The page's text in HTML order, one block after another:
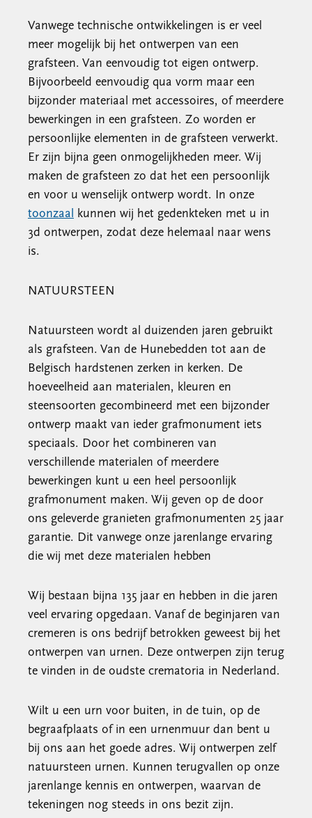
Vanwege technische ontwikkelingen is er veel
meer mogelijk bij het ontwerpen van een
grafsteen. Van eenvoudig tot eigen ontwerp.
Bijvoorbeeld eenvoudig qua vorm maar een
bijzonder materiaal met accessoires, of meerdere
bewerkingen in een grafsteen. Zo worden er
persoonlijke elementen in de grafsteen verwerkt.
Er zijn bijna geen onmogelijkheden meer. Wij
maken de grafsteen zo dat het een persoonlijk
en voor u wenselijk ontwerp wordt. In onze
toonzaal kunnen wij het gedenkteken met u in
3d ontwerpen, zodat deze helemaal naar wens
is.
NATUURSTEEN
Natuursteen wordt al duizenden jaren gebruikt
als grafsteen. Van de Hunebedden tot aan de
Belgisch hardstenen zerken in kerken. De
hoeveelheid aan materialen, kleuren en
steensoorten gecombineerd met een bijzonder
ontwerp maakt van ieder grafmonument iets
speciaals. Door het combineren van
verschillende materialen of meerdere
bewerkingen kunt u een heel persoonlijk
grafmonument maken. Wij geven op de door
ons geleverde granieten grafmonumenten 25 jaar
garantie. Dit vanwege onze jarenlange ervaring
die wij met deze materialen hebben
Wij bestaan bijna 135 jaar en hebben in die jaren
veel ervaring opgedaan. Vanaf de beginjaren van
cremeren is ons bedrijf betrokken geweest bij het
ontwerpen van urnen. Deze ontwerpen zijn terug
te vinden in de oudste crematoria in Nederland.
Wilt u een urn voor buiten, in de tuin, op de
begraafplaats of in een urnenmuur dan bent u
bij ons aan het goede adres. Wij ontwerpen zelf
natuursteen urnen. Kunnen terugvallen op onze
jarenlange kennis en ontwerpen, waarvan de
tekeningen nog steeds in ons bezit zijn.